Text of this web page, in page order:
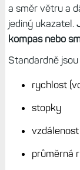
a směr větru a
jediný ukazatel.
kompas nebo
Standardně
rychlost
stopky
vzdálenost
průměrná